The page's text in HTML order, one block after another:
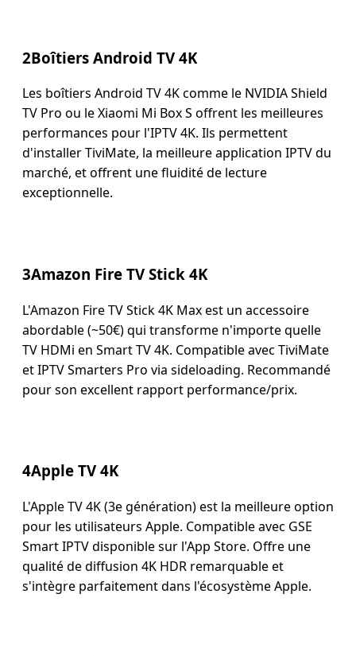
2Boîtiers Android TV 4K
Les boîtiers Android TV 4K comme le NVIDIA Shield
TV Pro ou le Xiaomi Mi Box S offrent les meilleures
performances pour l'IPTV 4K. Ils permettent
d'installer TiviMate, la meilleure application IPTV du
marché, et offrent une fluidité de lecture
exceptionnelle.
3Amazon Fire TV Stick 4K
L'Amazon Fire TV Stick 4K Max est un accessoire
abordable (~50€) qui transforme n'importe quelle
TV HDMi en Smart TV 4K. Compatible avec TiviMate
et IPTV Smarters Pro via sideloading. Recommandé
pour son excellent rapport performance/prix.
4Apple TV 4K
L'Apple TV 4K (3e génération) est la meilleure option
pour les utilisateurs Apple. Compatible avec GSE
Smart IPTV disponible sur l'App Store. Offre une
qualité de diffusion 4K HDR remarquable et
s'intègre parfaitement dans l'écosystème Apple.